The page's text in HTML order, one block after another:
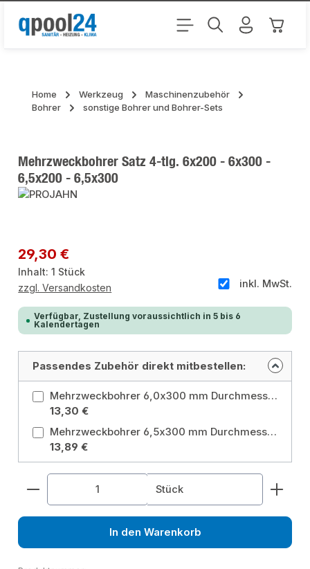
Zum Hauptinhalt springen
Home Werkzeug
Maschinenzubehör
Bohrer
sonstige Bohrer und Bohrer-Sets
Mehrzweckbohrer Satz 4-tlg. 6x200 - 6x300 -
6,5x200 - 6,5x300
Regulärer Preis:
29,30 €
Inhalt:1 Stück
inkl. MwSt.
zzgl. Versandkosten
Verfügbar, Zustellung voraussichtlich in 5 bis 6
Kalendertagen
Passendes Zubehör direkt mitbestellen:
Mehrzweckbohrer 6,0x300 mm Durchmesser: 6 mm
13,30 €
Mehrzweckbohrer 6,5x300 mm Durchmesser: 6,5 mm
13,89 €
Produkt Anzahl: Gib den gewünschten Wert
Stück
In den Warenkorb